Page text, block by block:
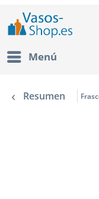
Menú
Resumen